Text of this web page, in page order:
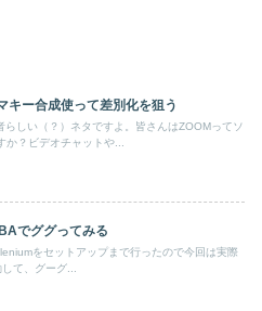
キー合成使って差別化を狙う
らしい（？）ネタですよ。皆さんはZOOMってソ
か？ビデオチャットや...
でググってみる
をセットアップまで行ったので今回は実際
て、グーグ...